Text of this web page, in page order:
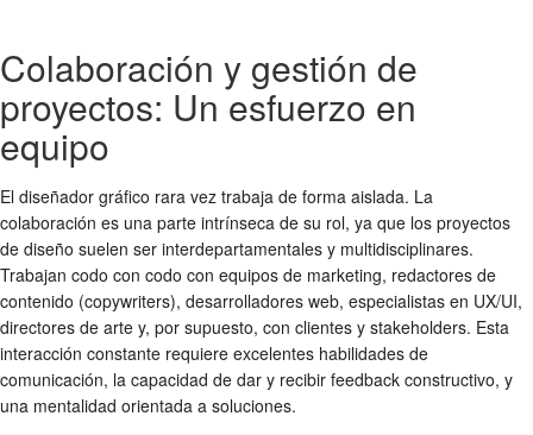
Colaboración y gestión de
proyectos: Un esfuerzo en
equipo
El diseñador gráfico rara vez trabaja de forma aislada. La
colaboración es una parte intrínseca de su rol, ya que los proyectos
de diseño suelen ser interdepartamentales y multidisciplinares.
Trabajan codo con codo con equipos de marketing, redactores de
contenido (copywriters), desarrolladores web, especialistas en UX/UI,
directores de arte y, por supuesto, con clientes y stakeholders. Esta
interacción constante requiere excelentes habilidades de
comunicación, la capacidad de dar y recibir feedback constructivo, y
una mentalidad orientada a soluciones.